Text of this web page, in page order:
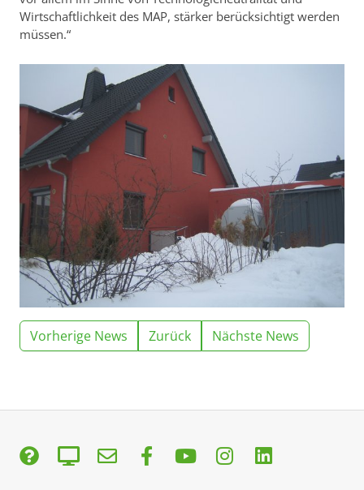
Wirtschaftlichkeit des MAP, stärker berücksichtigt werden
müssen.“
Vorherige News Zurück Nächste News